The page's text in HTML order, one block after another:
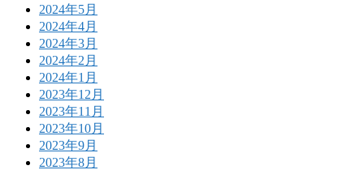
2024年5月
2024年4月
2024年3月
2024年2月
2024年1月
2023年12月
2023年11月
2023年10月
2023年9月
2023年8月